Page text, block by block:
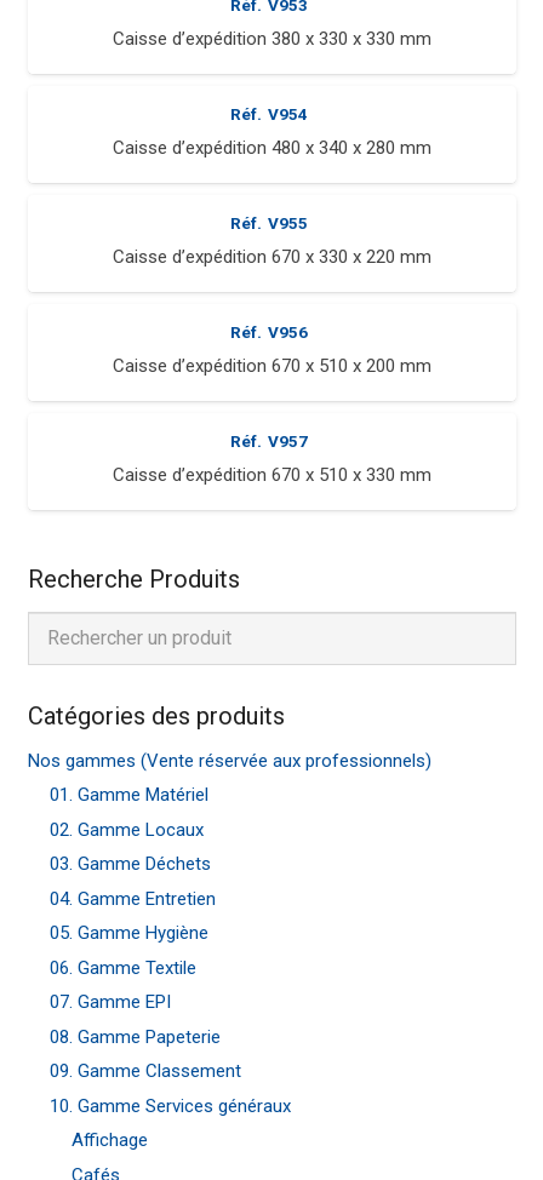
Réf. V953
Caisse d’expédition 380 x 330 x 330 mm
Réf. V954
Caisse d’expédition 480 x 340 x 280 mm
Réf. V955
Caisse d’expédition 670 x 330 x 220 mm
Réf. V956
Caisse d’expédition 670 x 510 x 200 mm
Réf. V957
Caisse d’expédition 670 x 510 x 330 mm
Recherche Produits
Catégories des produits
Nos gammes (Vente réservée aux professionnels)
01. Gamme Matériel
02. Gamme Locaux
03. Gamme Déchets
04. Gamme Entretien
05. Gamme Hygiène
06. Gamme Textile
07. Gamme EPI
08. Gamme Papeterie
09. Gamme Classement
10. Gamme Services généraux
Affichage
Cafés